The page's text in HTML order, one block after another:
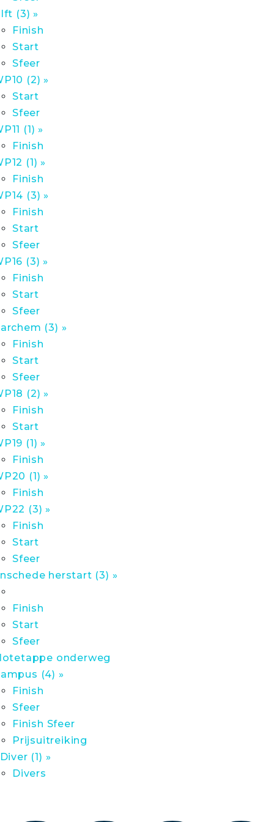
(3) »
Finish
Start
Sfeer
(2) »
Start
Sfeer
(1) »
Finish
(1) »
Finish
(3) »
Finish
Start
Sfeer
(3) »
Finish
Start
Sfeer
(3) »
Finish
Start
Sfeer
(2) »
Finish
Start
(1) »
Finish
(1) »
Finish
(3) »
Finish
Start
Sfeer
herstart (3) »
Finish
Start
Sfeer
onderweg
(4) »
Finish
Sfeer
Finish Sfeer
Prijsuitreiking
(1) »
Divers